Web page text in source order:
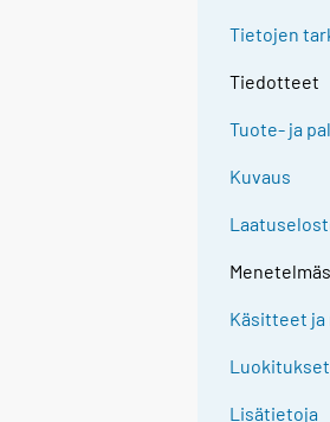
Tietojen
Tiedotteet
Tuote- ja
Kuvaus
Käsitteet ja
Luokitukset
Lisätietoja